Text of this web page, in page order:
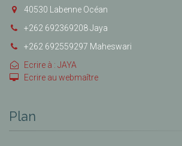
40530 Labenne Océan
+262 692369208 Jaya
+262 692559297 Maheswari
Ecrire à : JAYA
Ecrire au webmaître
Plan